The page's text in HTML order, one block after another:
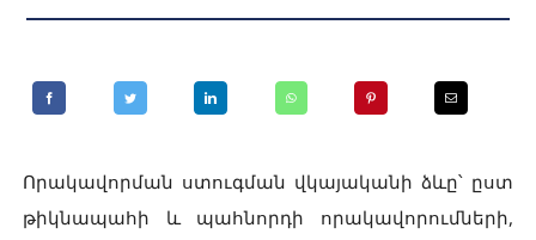
Որակավորման ստուգման վկայականի ձևը՝ ըստ
թիկնապահի և պահնորդի որակավորումների,